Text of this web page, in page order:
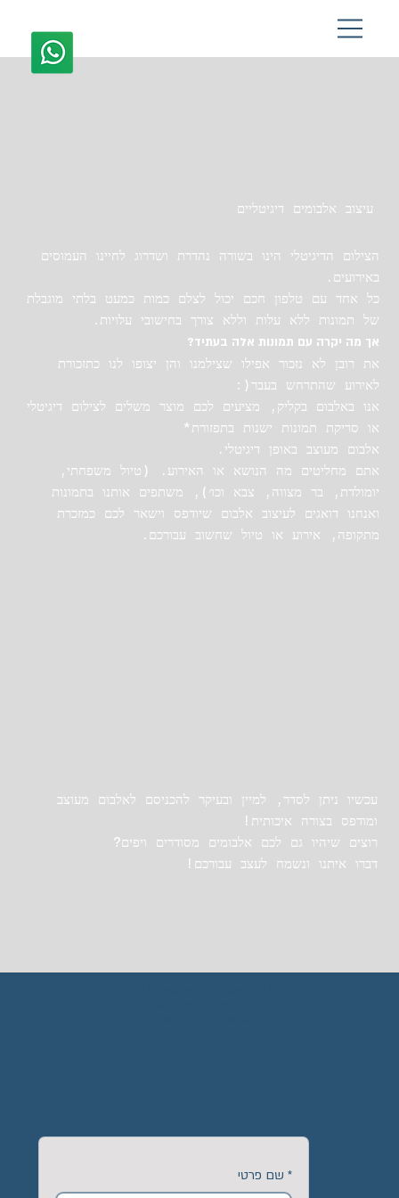
03-9369999
הצילום הדיגיטלי הינו בשורה נהדרת ושדרוג לחיינו העמוסים
באירועים.
כל אחד עם טלפון חכם יכול לצלם כמות כמעט בלתי מוגבלת
של תמונות ללא עלות וללא צורך בחישובי עלויות.
אך מה יקרה עם תמונות אלה בעתיד?
את רובן לא נזכור אפילו שצילמנו והן יצופו לנו כתזכורת
לאירוע שהתרחש בעבר(:
אנו באלבום בקליק, מציעים לכם מוצר משלים לצילום דיגיטלי
או סריקת תמונות ישנות בתפזורת*
אלבום מעוצב באופן דיגיטלי.
אתם מחליטים מה הנושא או האירוע. (טיול משפחתי,
יומולדת, בר מצווה, צבא וכו׳), משתפים אותנו בתמונות
ואנחנו דואגים לעיצוב אלבום שיודפס וישאר לכם כמזכרת
מתקופה, אירוע או טיול שחשוב עבורכם.
עכשיו ניתן לסדר, למיין ובעיקר להכניסם לאלבום מעוצב
ומודפס בצורה איכותית!
רוצים שיהיו גם לכם אלבומים מסודרים ויפים?
דברו איתנו ונשמח לעצב עבורכם!
עיצוב אלבומים דיגיטליים
* שם פרטי